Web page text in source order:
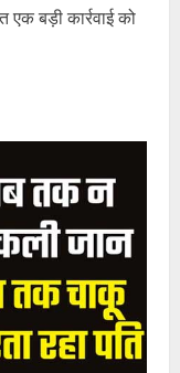
बड़ी कार्रवाई को